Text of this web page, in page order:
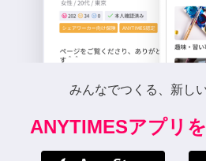
みんなでつくる、新し
ANYTIMESアプリ